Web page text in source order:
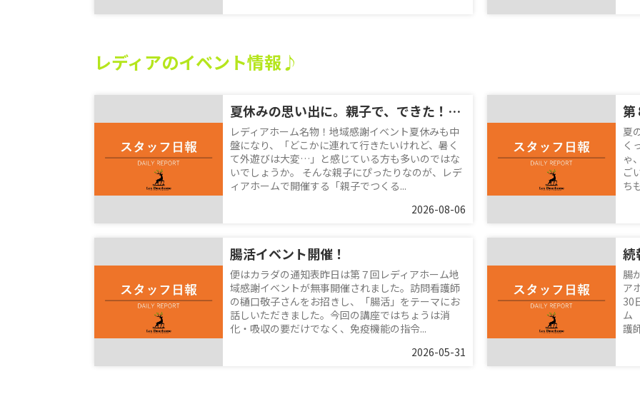
レディアのイベント情報♪
夏休みの思い出に。親子で、できた！を体験♪
レディアホーム名物！地域感謝イベント夏休みも中
盤になり、「どこかに連れて行きたいけれど、暑く
て外遊びは大変…」と感じている方も多いのではな
いでしょうか。 そんな親子にぴったりなのが、レデ
ィアホームで開催する「親子でつくる...
2026-08-06
第
夏
く
ゃ
ご
ち
腸活イベント開催！
便はカラダの通知表昨日は第７回レディアホーム地
域感謝イベントが無事開催されました。訪問看護師
の樋口敬子さんをお招きし、「腸活」をテーマにお
話しいただきました。今回の講座ではちょうは消
化・吸収の要だけでなく、免疫機能の指令...
2026-05-31
腸
ア
30
ム
護